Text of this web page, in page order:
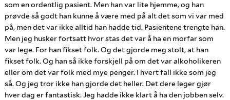
som en ordentlig pasient. Men han var lite hjemme, og han
prøvde så godt han kunne å være med på alt det som vi var med
på, men det var ikke alltid han hadde tid. Pasientene trengte han.
Men jeg husker fortsatt hvor stas det var å ha en morfar som
var lege. For han fikset folk. Og det gjorde meg stolt, at han
fikset folk. Og han så ikke forskjell på om det var alkoholikeren
eller om det var folk med mye penger. I hvert fall ikke som jeg
så. Og jeg tror ikke han gjorde det heller. Det dere leger gjør
hver dag er fantastisk. Jeg hadde ikke klart å ha den jobben selv.